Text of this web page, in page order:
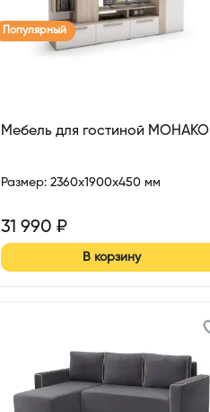
Популярный
Мебель для гостиной МОНАКО
Размер: 2360x1900x450 мм
31 990 ₽
В корзину